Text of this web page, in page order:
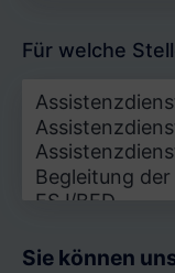
Für welche
Sie können